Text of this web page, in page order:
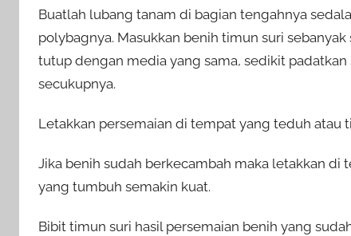
Buatlah lubang tanam di bagian tengahnya
polybagnya. Masukkan benih timun suri
tutup dengan media yang sama, sedikit
secukupnya.
Letakkan persemaian di tempat yang teduh atau
Jika benih sudah berkecambah maka letakkan
yang tumbuh semakin kuat.
Bibit timun suri hasil persemaian benih yang